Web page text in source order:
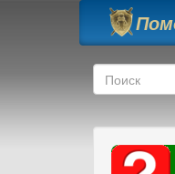
Перейти к основному
Поиск